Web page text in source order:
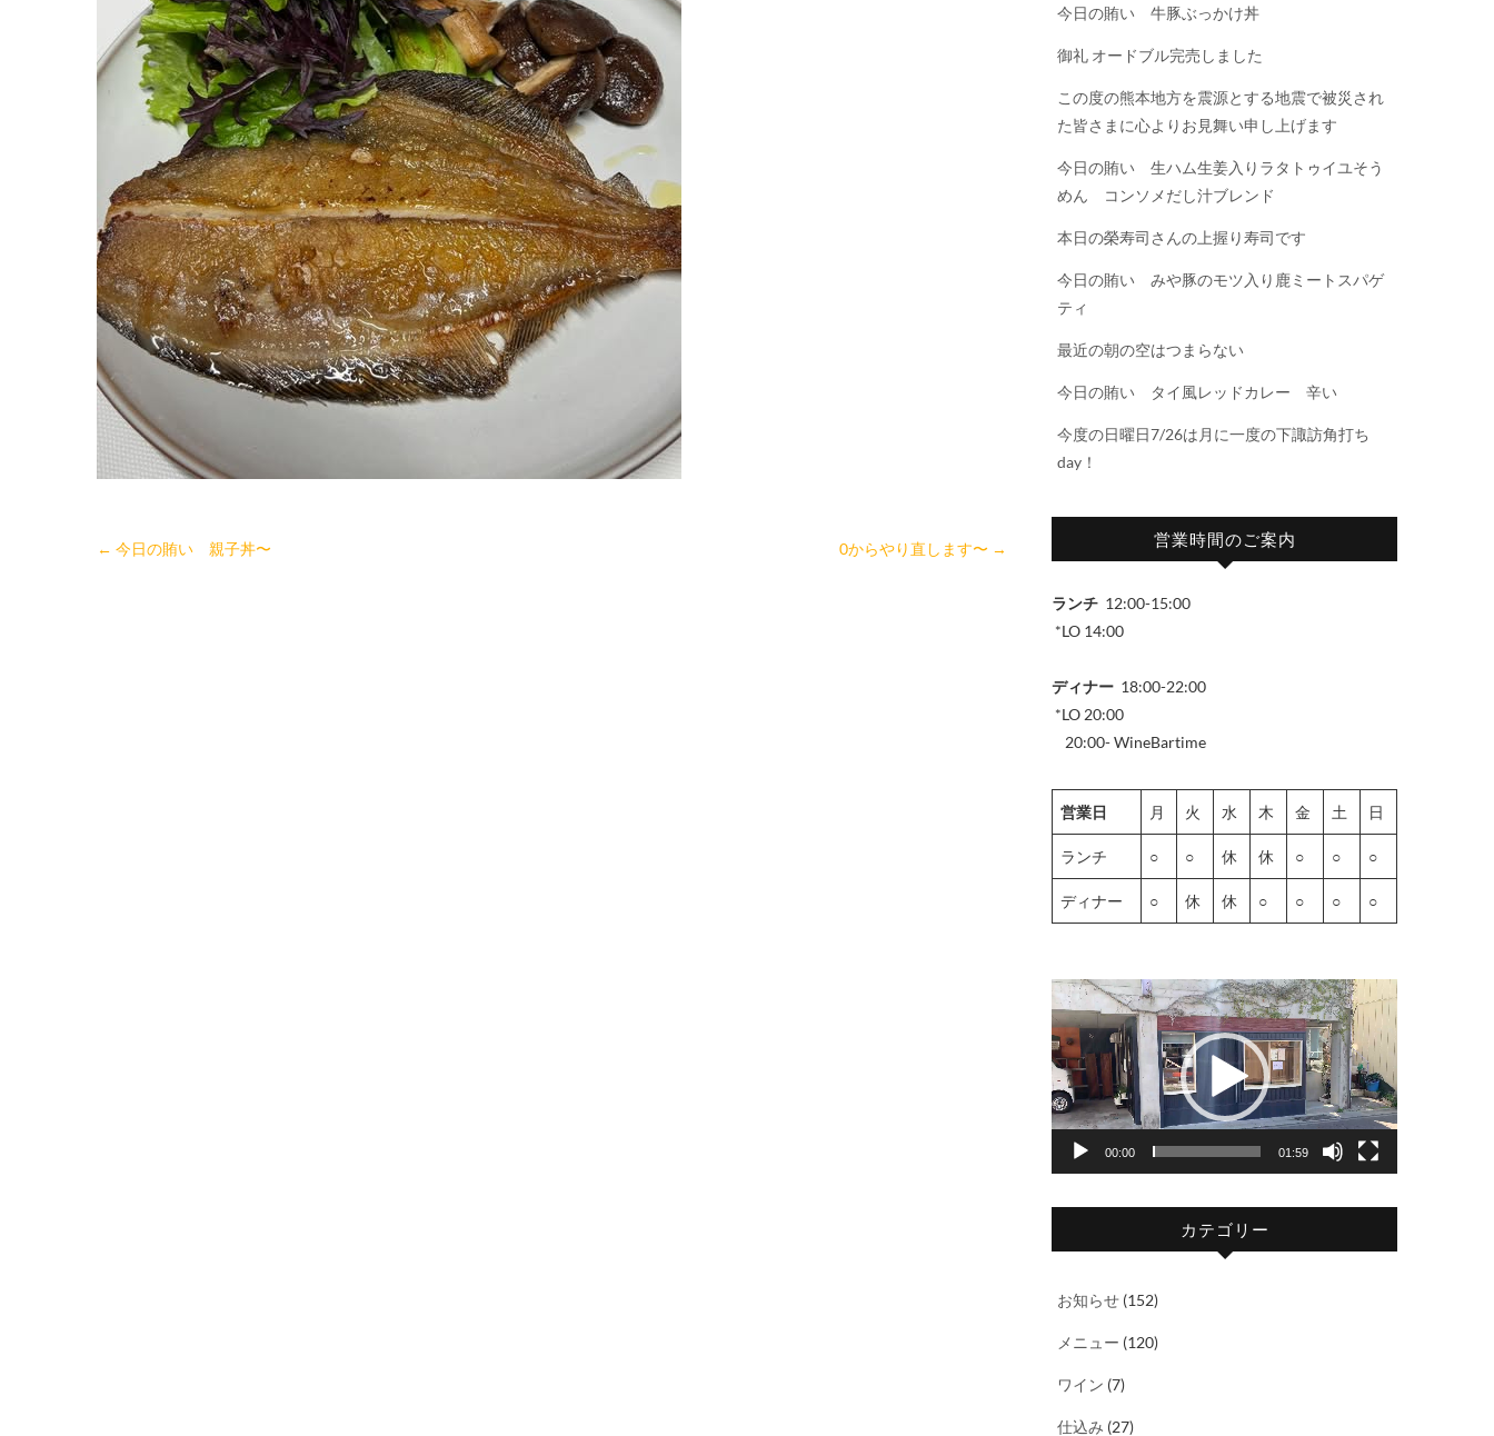
← 今日の賄い 親子丼〜 0からやり直します〜 →
今日の賄い 牛豚ぶっかけ丼
御礼 オードブル完売しました
この度の熊本地方を震源とする地震で被災され
た皆さまに心よりお見舞い申し上げます
今日の賄い 生ハム生姜入りラタトゥイユそう
めん コンソメだし汁ブレンド
本日の榮寿司さんの上握り寿司です
今日の賄い みや豚のモツ入り鹿ミートスパゲ
ティ
最近の朝の空はつまらない
今日の賄い タイ風レッドカレー 辛い
今度の日曜日7/26は月に一度の下諏訪角打ち
day！
営業時間のご案内
ランチ 12:00-15:00
*LO 14:00
ディナー 18:00-22:00
*LO 20:00
20:00- WineBartime
営業日 月 火 水 木 金 土 日
ランチ ○ ○ 休 休 ○ ○ ○
ディナー ○ 休 休 ○ ○ ○ ○
動
画
プ
レ
ー
ヤ
00:00 01:59
カテゴリー
お知らせ (152)
メニュー (120)
ワイン (7)
仕込み (27)